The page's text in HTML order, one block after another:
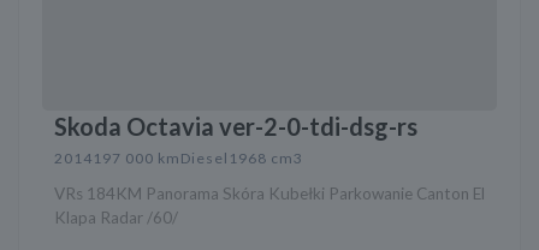
Skoda Octavia ver-2-0-tdi-dsg-rs
2014 197 000 km Diesel 1968 cm3
VRs 184KM Panorama Skóra Kubełki Parkowanie Canton El
Klapa Radar /60/